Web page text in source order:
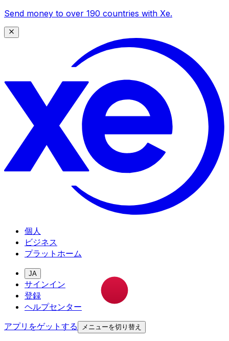
Send money to over 190 countries with Xe.
個人
ビジネス
プラットホーム
JA
サインイン
登録
ヘルプセンター
アプリをゲットする
メニューを切り替え